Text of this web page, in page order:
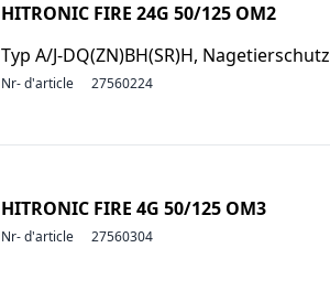
HITRONIC FIRE 24G 50/125 OM2
Typ A/J-DQ(ZN)BH(SR)H, Nagetierschutz
Nr- d'article 27560224
HITRONIC FIRE 4G 50/125 OM3
Nr- d'article 27560304